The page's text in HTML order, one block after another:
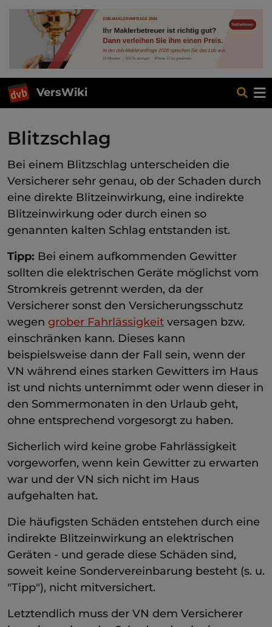
VersWiki
Blitzschlag
Bei einem Blitzschlag unterscheiden die
Versicherer sehr genau, ob der Schaden durch
eine direkte Blitzeinwirkung, eine indirekte
Blitzeinwirkung oder durch einen so
genannten kalten Schlag entstanden ist.
Tipp: Bei einem aufkommenden Gewitter
sollten die elektrischen Geräte möglichst vom
Stromkreis getrennt werden, da der
Versicherer sonst den Versicherungsschutz
wegen grober Fahrlässigkeit versagen bzw.
einschränken kann. Dieses kann
beispielsweise dann der Fall sein, wenn der
VN während eines starken Gewitters im Haus
ist und nichts unternimmt oder wenn dieser in
den Sommermonaten in den Urlaub geht,
ohne entsprechend vorgesorgt zu haben.
Sicherlich wird keine grobe Fahrlässigkeit
vorgeworfen, wenn kein Gewitter zu erwarten
war und der VN sich nicht im Haus
aufgehalten hat.
Die häufigsten Schäden entstehen durch eine
indirekte Blitzeinwirkung an elektrischen
Geräten - und gerade diese Schäden sind,
soweit keine Sondervereinbarung besteht (s. u.
"Tipp"), nicht mitversichert.
Letztendlich muss der VN dem Versicherer